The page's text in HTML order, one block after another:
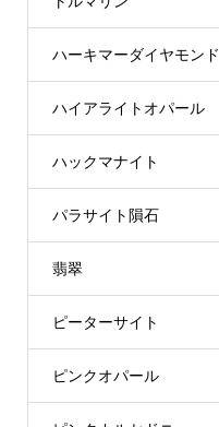
ハーキマーダイヤモンド
ハイアライトオパール
ハックマナイト
パラサイト隕石
翡翠
ピーターサイト
ピンクオパール